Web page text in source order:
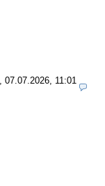
07.07.2026, 11:01